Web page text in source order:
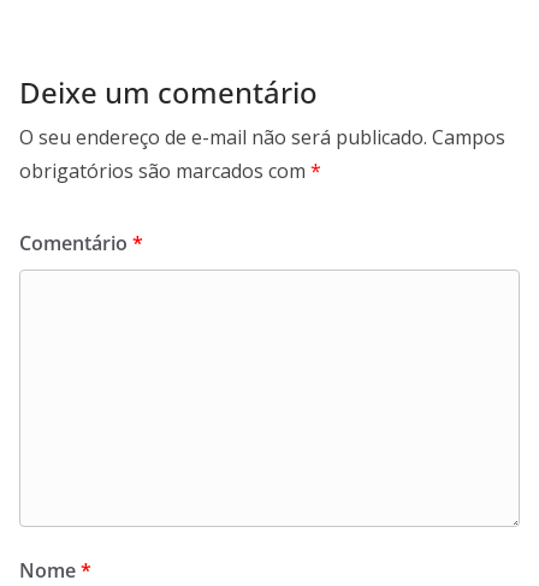
Deixe um comentário
O seu endereço de e-mail não será publicado. Campos
obrigatórios são marcados com *
Comentário *
Nome*